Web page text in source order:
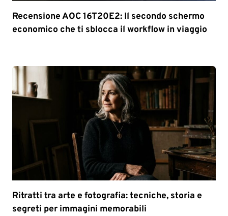
Recensione AOC 16T20E2: Il secondo schermo
economico che ti sblocca il workflow in viaggio
Ritratti tra arte e fotografia: tecniche, storia e
segreti per immagini memorabili